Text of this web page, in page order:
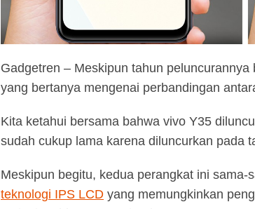
Gadgetren – Meskipun tahun
yang bertanya mengenai perbandingan
Kita ketahui bersama bahwa vivo Y35
sudah cukup lama karena diluncurkan pada
Meskipun begitu, kedua perangkat ini sama-
teknologi IPS LCD yang memungkinkan